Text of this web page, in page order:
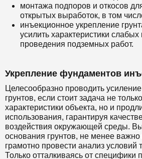
монтажа подпоров и откосов
открытых выработок, в том
инъекционное укрепление
усилить характеристики слабых
проведения подземных работ.
Укрепление фундаментов
Целесообразно проводить
грунтов, если стоит задача не
характеристики объекта, но и
использования, гарантируя
воздействия окружающей среды.
основания грунтов, не менее
грамотно провести анализ условий
Только отталкиваясь от специфики